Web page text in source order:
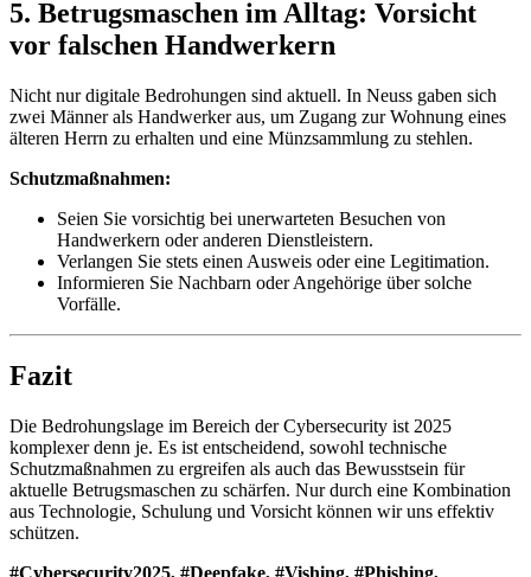
5. Betrugsmaschen im Alltag: Vorsicht
vor falschen Handwerkern
Nicht nur digitale Bedrohungen sind aktuell. In Neuss gaben sich
zwei Männer als Handwerker aus, um Zugang zur Wohnung eines
älteren Herrn zu erhalten und eine Münzsammlung zu stehlen.
Schutzmaßnahmen:
Seien Sie vorsichtig bei unerwarteten Besuchen von
Handwerkern oder anderen Dienstleistern.
Verlangen Sie stets einen Ausweis oder eine Legitimation.
Informieren Sie Nachbarn oder Angehörige über solche
Vorfälle.
Fazit
Die Bedrohungslage im Bereich der Cybersecurity ist 2025
komplexer denn je. Es ist entscheidend, sowohl technische
Schutzmaßnahmen zu ergreifen als auch das Bewusstsein für
aktuelle Betrugsmaschen zu schärfen. Nur durch eine Kombination
aus Technologie, Schulung und Vorsicht können wir uns effektiv
schützen.
#Cybersecurity2025, #Deepfake, #Vishing, #Phishing,